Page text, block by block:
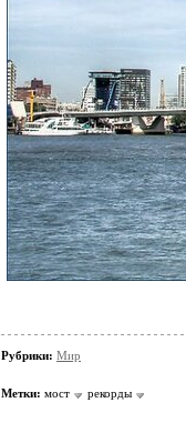
Рубрики: Мир
Метки: мост рекорды